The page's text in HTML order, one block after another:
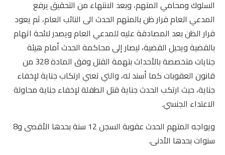
السلوك ومحامي المتهم، وبعد الانتهاء من التحقيق يرفع
المدعي العام قرار ظن بالمتهم الحدث الى النائب العام، ثم يعود
قرار الظن بعد المصادقة عليه للمدعي العام ويصدر لائحة اتهام
بالقضية ويحيل القضية، ليصار إلى محاكمة الحدث أمام هيئة
جنايات متخصصة بالأحداث بتهمة القتل وفق المادة 328 من
قانون العقوبات كما أسند له، والتي تعني ارتكاب جناية لإخفاء
جناية، حيث ارتكب الحدث جناية قتل الطفلة لإخفاء جناية محاولة
الاعتداء الجنسي.
ويواجه المتهم الحدث عقوبة السجن 12 سنة بحدها الأقصى و8
سنوات بحدها الأدنى.